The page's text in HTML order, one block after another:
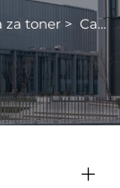
za toner > Canon